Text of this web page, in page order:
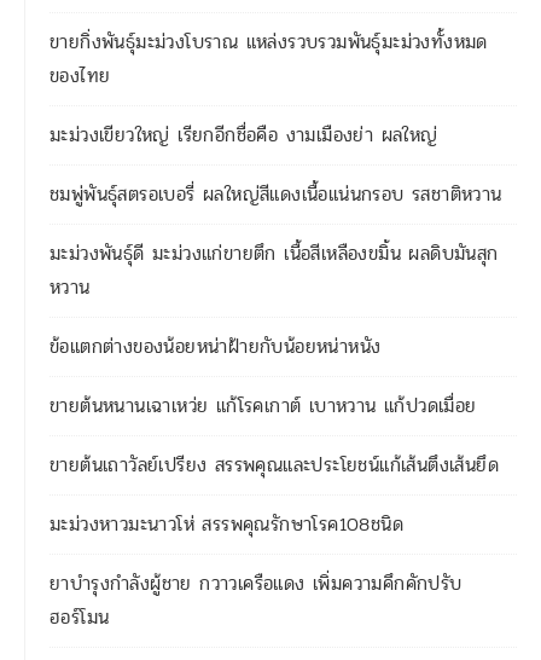
ขายกิ่งพันธุ์มะม่วงโบราณ แหล่งรวบรวมพันธุ์มะม่วงทั้งหมด
ของไทย
มะม่วงเขียวใหญ่ เรียกอีกชื่อคือ งามเมืองย่า ผลใหญ่
ชมพู่พันธุ์สตรอเบอรี่ ผลใหญ่สีแดงเนื้อแน่นกรอบ รสชาติหวาน
มะม่วงพันธุ์ดี มะม่วงแก่ขายตึก เนื้อสีเหลืองขมิ้น ผลดิบมันสุก
หวาน
ข้อแตกต่างของน้อยหน่าฝ้ายกับน้อยหน่าหนัง
ขายต้นหนานเฉาเหว่ย แก้โรคเกาต์ เบาหวาน แก้ปวดเมื่อย
ขายต้นเถาวัลย์เปรียง สรรพคุณและประโยชน์แก้เส้นตึงเส้นยึด
มะม่วงหาวมะนาวโห่ สรรพคุณรักษาโรค108ชนิด
ยาบำรุงกำลังผู้ชาย กวาวเครือแดง เพิ่มความคึกคักปรับ
ฮอร์โมน